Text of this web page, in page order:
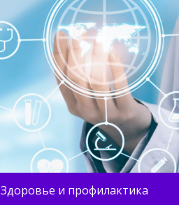
Здоровье и профилактика